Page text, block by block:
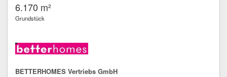
6.170 m²
Grundstück
BETTERHOMES Vertriebs GmbH